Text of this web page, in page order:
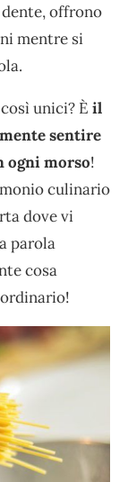
offrono
mentre si
unici? È il
sentire
ogni morso!
culinario
dove vi
parola
cosa